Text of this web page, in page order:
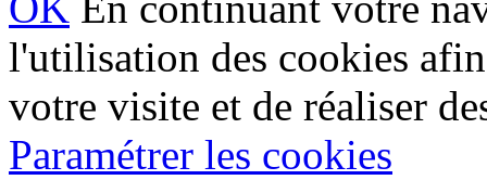
l'utilisation des cookies
votre visite et de réaliser
Paramétrer les cookies